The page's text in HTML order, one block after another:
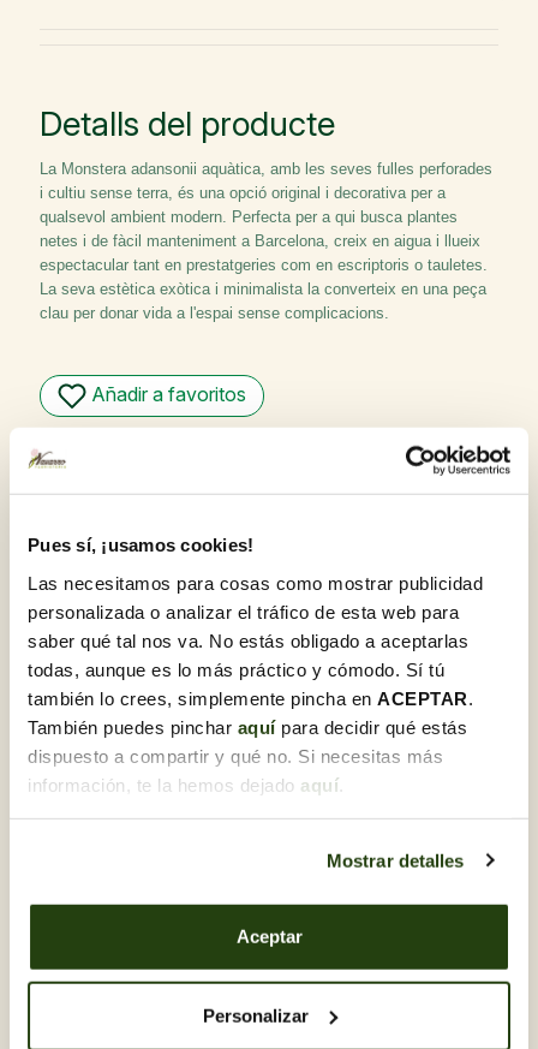
Pues sí, ¡usamos cookies!
Las necesitamos para cosas como mostrar publicidad
personalizada o analizar el tráfico de esta web para
saber qué tal nos va. No estás obligado a aceptarlas
todas, aunque es lo más práctico y cómodo. Sí tú
también lo crees, simplemente pincha en ACEPTAR
También puedes pinchar aquípara decidir qué estás
dispuesto a compartir y qué no. Si necesitas más
información, te la hemos dejado aquí
Mostrar detalles
Aceptar
Personalizar
Detalls del producte
La Monstera adansonii aquàtica, amb les seves fulles perforades
i cultiu sense terra, és una opció original i decorativa per a
qualsevol ambient modern. Perfecta per a qui busca plantes
netes i de fàcil manteniment a Barcelona, creix en aigua i llueix
espectacular tant en prestatgeries com en escriptoris o tauletes.
La seva estètica exòtica i minimalista la converteix en una peça
clau per donar vida a l'espai sense complicacions.
Añadir a favoritos
A Flores Navarro, ens sentim orgullosos d'oferir
seleccionades amb cura i rebudes diàriament per garantir
la seva frescor i òptim estat en arribar al seu destí.
Recull gratis a la botiga amb Click & Go
Compra en línia i tria la botiga per recollir la
comanda quan et vagi bé.
Ho necessites per a regal?
T'ho preparem juntament amb una targeta
dedicatòria. Un cop estiguis en el procés de compra,
podràs marcar aquesta opció i personalitzar-la.
Descobreix-ne d'altres Plantes